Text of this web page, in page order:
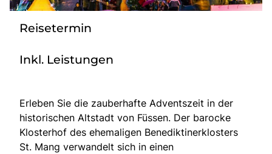
Reisetermin
Inkl. Leistungen
Erleben Sie die zauberhafte Adventszeit in der
historischen Altstadt von Füssen. Der barocke
Klosterhof des ehemaligen Benediktinerklosters
St. Mang verwandelt sich in einen